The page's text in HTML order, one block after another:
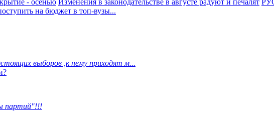
- осенью Изменения в законодательстве в августе радуют и печалят
на бюджет в топ-вузы...
выборов ,к нему приходят м...
партий"!!!